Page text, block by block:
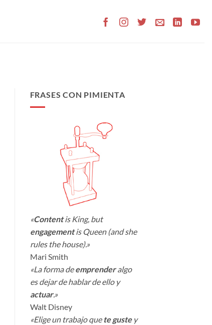
FRASES CON PIMIENTA
«Contentis King, but
engagementis Queen (and she
rules the house).»
Mari Smith
«La forma deemprenderalgo
es dejar de hablar de ello y
actuar.»
Walt Disney
«Elige un trabajo que te gustey